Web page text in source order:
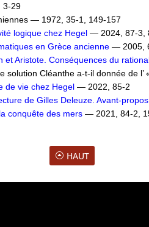
3-29
— 1972, 35-1, 149-157
logique chez Hegel— 2024, 87-3,
en Grèce ancienne— 2005,
et Aristote. Conséquences du
solution Cléanthe a-t-il donnée de
de vie chez Hegel — 2022, 85-2
de Gilles Deleuze. Avant-propos
conquête des mers— 2021, 84-2,
HAUT